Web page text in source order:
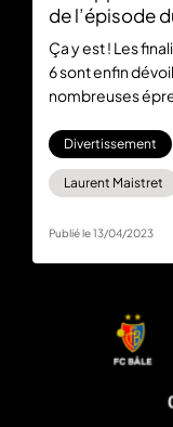
de l’épisode
Ça y est ! Les
6 sont enfin
nombreuses
max pour
la finale ou
gratuitement le
Divertissement
Laurent Maistret
Publié le 13/04/2023